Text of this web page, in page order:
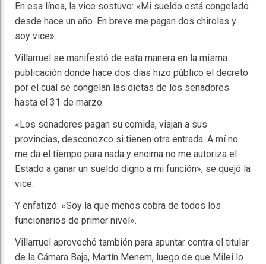
En esa línea, la vice sostuvo: «Mi sueldo está congelado
desde hace un año. En breve me pagan dos chirolas y
soy vice».
Villarruel se manifestó de esta manera en la misma
publicación donde hace dos días hizo público el decreto
por el cual se congelan las dietas de los senadores
hasta el 31 de marzo.
«Los senadores pagan su comida, viajan a sus
provincias, desconozco si tienen otra entrada. A mí no
me da el tiempo para nada y encima no me autoriza el
Estado a ganar un sueldo digno a mi función», se quejó la
vice.
Y enfatizó: «Soy la que menos cobra de todos los
funcionarios de primer nivel».
Villarruel aprovechó también para apuntar contra el titular
de la Cámara Baja, Martín Menem, luego de que Milei lo